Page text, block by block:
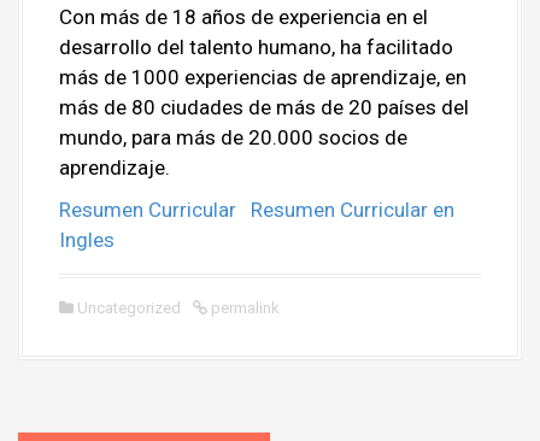
Con más de 18 años de experiencia en el
desarrollo del talento humano, ha facilitado
más de 1000 experiencias de aprendizaje, en
más de 80 ciudades de más de 20 países del
mundo, para más de 20.000 socios de
aprendizaje.
Resumen Curricular
Resumen Curricular en
Ingles
Uncategorized permalink